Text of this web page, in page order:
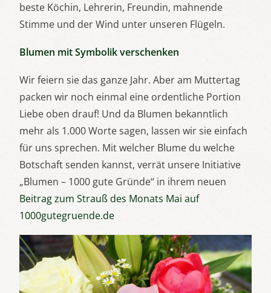
beste Köchin, Lehrerin, Freundin, mahnende
Stimme und der Wind unter unseren Flügeln.
Blumen mit Symbolik verschenken
Wir feiern sie das ganze Jahr. Aber am Muttertag
packen wir noch einmal eine ordentliche Portion
Liebe oben drauf! Und da Blumen bekanntlich
mehr als 1.000 Worte sagen, lassen wir sie einfach
für uns sprechen. Mit welcher Blume du welche
Botschaft senden kannst, verrät unsere Initiative
„Blumen – 1000 gute Gründe“ in ihrem neuen
Beitrag zum Strauß des Monats Mai auf
1000gutegruende.de